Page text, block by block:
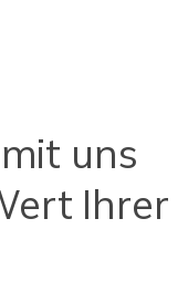
uns
Ihrer